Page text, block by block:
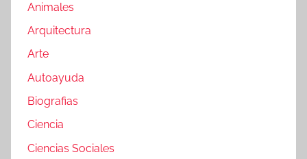
Animales
Arquitectura
Arte
Autoayuda
Biografias
Ciencia
Ciencias Sociales